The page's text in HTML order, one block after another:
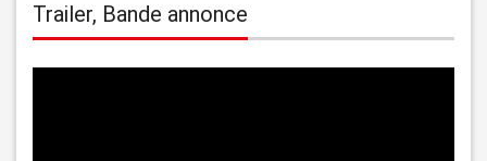
Trailer, Bande annonce